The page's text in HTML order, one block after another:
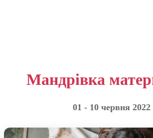
Мандрівка
01 - 10 червня 2022